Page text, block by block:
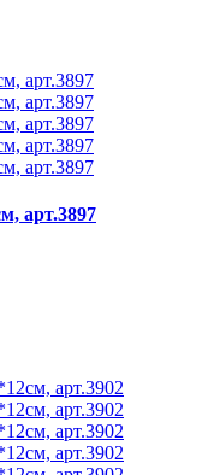
арт.3897